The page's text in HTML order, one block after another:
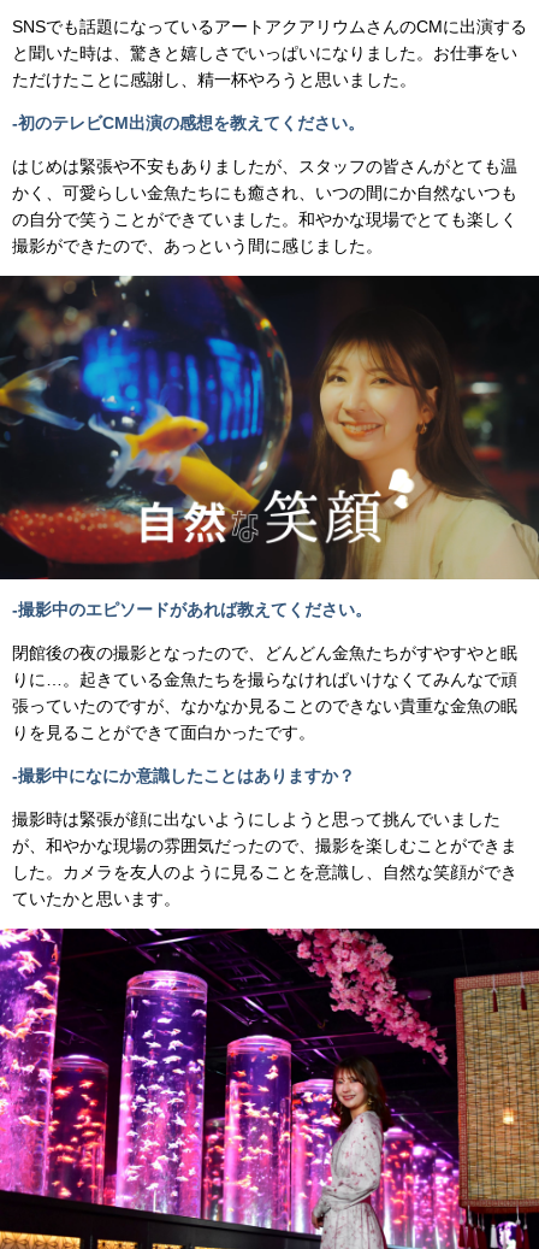
SNSでも話題になっているアートアクアリウムさんのCMに出演する
と聞いた時は、驚きと嬉しさでいっぱいになりました。お仕事をい
ただけたことに感謝し、精⼀杯やろうと思いました。
-初のテレビCM出演の感想を教えてください。
はじめは緊張や不安もありましたが、スタッフの皆さんがとても温
かく、可愛らしい⾦⿂たちにも癒され、いつの間にか⾃然ないつも
の⾃分で笑うことができていました。和やかな現場でとても楽しく
撮影ができたので、あっという間に感じました。
-撮影中のエピソードがあれば教えてください。
閉館後の夜の撮影となったので、どんどん⾦⿂たちがすやすやと眠
りに…。起きている⾦⿂たちを撮らなければいけなくてみんなで頑
張っていたのですが、なかなか⾒ることのできない貴重な⾦⿂の眠
りを⾒ることができて⾯⽩かったです。
-撮影中になにか意識したことはありますか？
撮影時は緊張が顔に出ないようにしようと思って挑んでいました
が、和やかな現場の雰囲気だったので、撮影を楽しむことができま
した。カメラを友⼈のように⾒ることを意識し、⾃然な笑顔ができ
ていたかと思います。